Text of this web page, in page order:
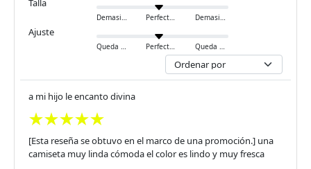
Talla
Demasiado pequeño Perfecto Demasiado grande
Ajuste
Queda ajustado Perfecto Queda holgado
a mi hijo le encanto divina
[Esta reseña se obtuvo en el marco de una promoción.] una
camiseta muy linda cómoda el color es lindo y muy fresca